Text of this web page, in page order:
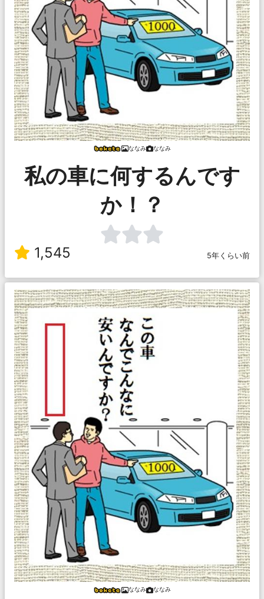
ななみ ななみ
私の車に何するんです
か！？
1,545 5年くらい前
ななみ ななみ